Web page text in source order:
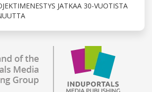
JATKAA 30-VUOTISTA